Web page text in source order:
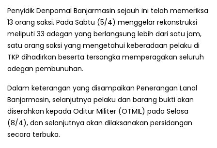
Penyidik Denpomal Banjarmasin sejauh ini telah memeriksa
13 orang saksi. Pada Sabtu (5/4) menggelar rekonstruksi
meliputi 33 adegan yang berlangsung lebih dari satu jam,
satu orang saksi yang mengetahui keberadaan pelaku di
TKP dihadirkan beserta tersangka memperagakan seluruh
adegan pembunuhan.
Dalam keterangan yang disampaikan Penerangan Lanal
Banjarmasin, selanjutnya pelaku dan barang bukti akan
diserahkan kepada Oditur Militer (OTMIL) pada Selasa
(8/4), dan selanjutnya akan dilaksanakan persidangan
secara terbuka.